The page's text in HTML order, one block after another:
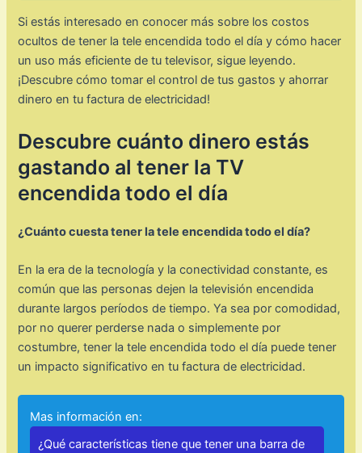
Si estás interesado en conocer más sobre los costos
ocultos de tener la tele encendida todo el día y cómo hacer
un uso más eficiente de tu televisor, sigue leyendo.
¡Descubre cómo tomar el control de tus gastos y ahorrar
dinero en tu factura de electricidad!
Descubre cuánto dinero estás
gastando al tener la TV
encendida todo el día
¿Cuánto cuesta tener la tele encendida todo el día?
En la era de la tecnología y la conectividad constante, es
común que las personas dejen la televisión encendida
durante largos períodos de tiempo. Ya sea por comodidad,
por no querer perderse nada o simplemente por
costumbre, tener la tele encendida todo el día puede tener
un impacto significativo en tu factura de electricidad.
Mas información en:
¿Qué características tiene que tener una barra de